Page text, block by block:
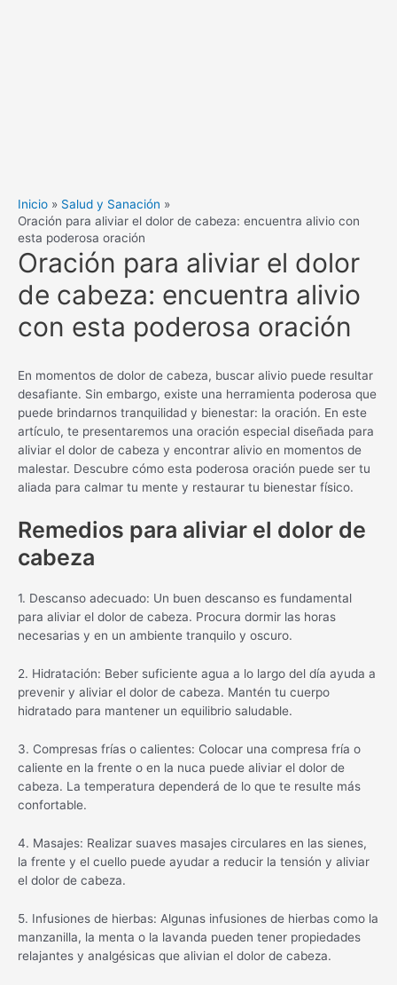
Inicio
Salud y Sanación
Oración para aliviar el dolor de cabeza: encuentra alivio con
esta poderosa oración
Oración para aliviar el dolor
de cabeza: encuentra alivio
con esta poderosa oración
En momentos de dolor de cabeza, buscar alivio puede resultar
desafiante. Sin embargo, existe una herramienta poderosa que
puede brindarnos tranquilidad y bienestar: la oración. En este
artículo, te presentaremos una oración especial diseñada para
aliviar el dolor de cabeza y encontrar alivio en momentos de
malestar. Descubre cómo esta poderosa oración puede ser tu
aliada para calmar tu mente y restaurar tu bienestar físico.
Remedios para aliviar el dolor de
cabeza
1. Descanso adecuado: Un buen descanso es fundamental
para aliviar el dolor de cabeza. Procura dormir las horas
necesarias y en un ambiente tranquilo y oscuro.
2. Hidratación: Beber suficiente agua a lo largo del día ayuda a
prevenir y aliviar el dolor de cabeza. Mantén tu cuerpo
hidratado para mantener un equilibrio saludable.
3. Compresas frías o calientes: Colocar una compresa fría o
caliente en la frente o en la nuca puede aliviar el dolor de
cabeza. La temperatura dependerá de lo que te resulte más
confortable.
4. Masajes: Realizar suaves masajes circulares en las sienes,
la frente y el cuello puede ayudar a reducir la tensión y aliviar
el dolor de cabeza.
5. Infusiones de hierbas: Algunas infusiones de hierbas como la
manzanilla, la menta o la lavanda pueden tener propiedades
relajantes y analgésicas que alivian el dolor de cabeza.